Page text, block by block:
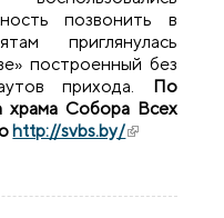
позвонить в
приглянулась
построенный без
прихода.
По
храма Собора Всех
http://svbs.by/(внешняя